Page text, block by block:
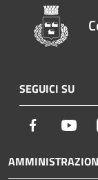
SEGUICI SU
Facebook